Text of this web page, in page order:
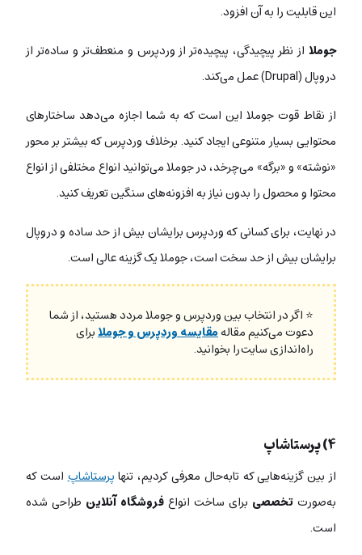
این قابلیت را به آن افزود.
جوملا از نظر پیچیدگی، پیچیده‌تر از وردپرس و منعطف‌تر و ساده‌تر از
دروپال (Drupal) عمل می‌کند.
از نقاط قوت جوملا این است که به شما اجازه می‌دهد ساختارهای
محتوایی بسیار متنوعی ایجاد کنید. برخلاف وردپرس که بیشتر بر محور
«نوشته» و «برگه» می‌چرخد، در جوملا می‌توانید انواع مختلفی از انواع
محتوا و محصول را بدون نیاز به افزونه‌های سنگین تعریف کنید.
در نهایت، برای کسانی که وردپرس برایشان بیش از حد ساده و دروپال
برایشان بیش از حد سخت است، جوملا یک گزینه عالی است.
⭐ اگر در انتخاب بین وردپرس و جوملا مردد هستید، از شما
دعوت می‌کنیم مقالهمقایسه وردپرس و جوملابرای
راه‌اندازی سایت را بخوانید.
۴)‌ پرستاشاپ
از بین گزینه‌هایی که تابه‌حال معرفی کردیم، تنهاپرستاشاپاست که
به‌صورتتخصصی برای ساخت انواعفروشگاه آنلاین طراحی شده
است.